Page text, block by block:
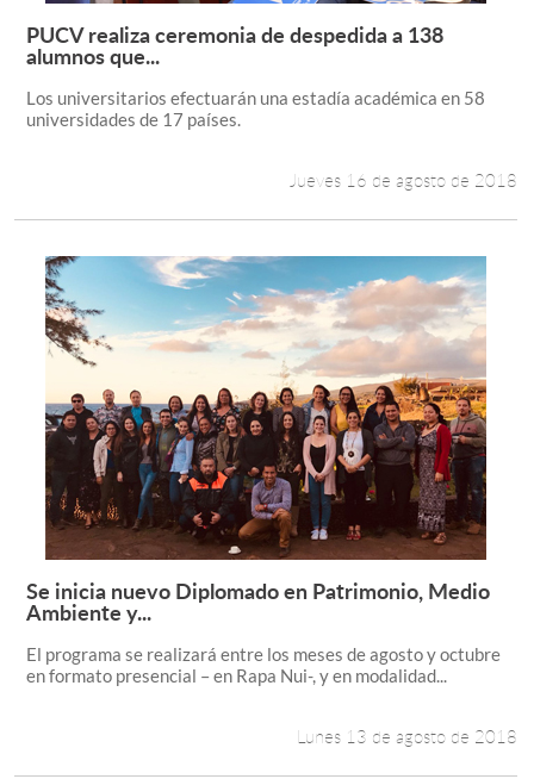
Leer más +
PUCV realiza ceremonia de despedida a 138
alumnos que...
Los universitarios efectuarán una estadía académica en 58
universidades de 17 países.
Jueves 16 de agosto de 2018
Leer más +
Se inicia nuevo Diplomado en Patrimonio, Medio
Ambiente y...
El programa se realizará entre los meses de agosto y octubre
en formato presencial – en Rapa Nui-, y en modalidad...
Lunes 13 de agosto de 2018